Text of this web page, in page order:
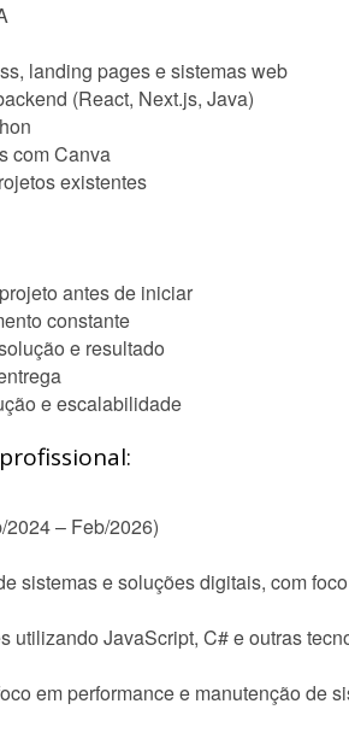
landing pages e sistemas web
(React, Next.js, Java)
com Canva
existentes
antes de iniciar
constante
e resultado
e escalabilidade
– Feb/2026)
sistemas e soluções digitais, com
utilizando JavaScript, C# e outras
em performance e manutenção de